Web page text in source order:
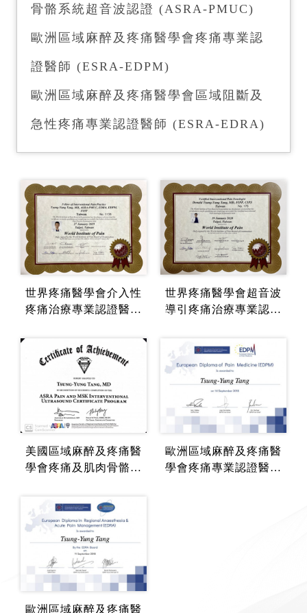
骨骼系統超音波認證 (ASRA-PMUC)
歐洲區域麻醉及疼痛醫學會疼痛專業認
證醫師 (ESRA-EDPM)
歐洲區域麻醉及疼痛醫學會區域阻斷及
急性疼痛專業認證醫師 (ESRA-EDRA)
世界疼痛醫學會介入性
疼痛治療專業認證醫師
世界疼痛醫學會超音波
導引疼痛治療專業認證
美國區域麻醉及疼痛醫
學會疼痛及肌肉骨骼系
MUC)
歐洲區域麻醉及疼痛醫
學會疼痛專業認證醫師
歐洲區域麻醉及疼痛醫